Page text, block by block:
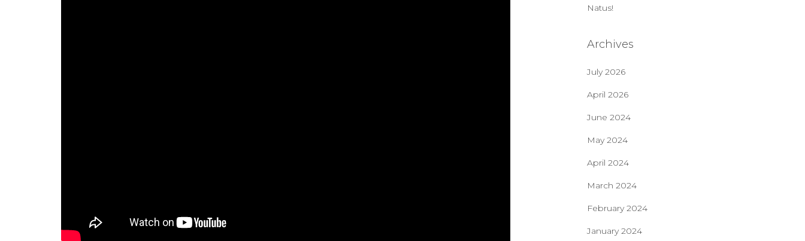
Natus!
Archives
July 2026
April 2026
June 2024
May 2024
April 2024
March 2024
February 2024
January 2024